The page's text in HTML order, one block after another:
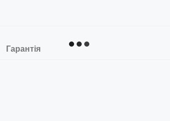
Гарантія